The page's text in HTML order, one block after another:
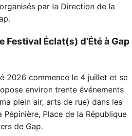
par la Direction de la
Festival Éclat(s) d’Été à Gap
2026 commence le 4 juillet et se
environ trente événements
plein air, arts de rue) dans les
Place de la République
de Gap.